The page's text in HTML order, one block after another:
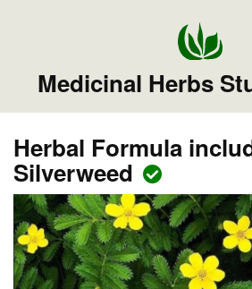
Medicinal Herbs
Herbal Formula
Silverweed